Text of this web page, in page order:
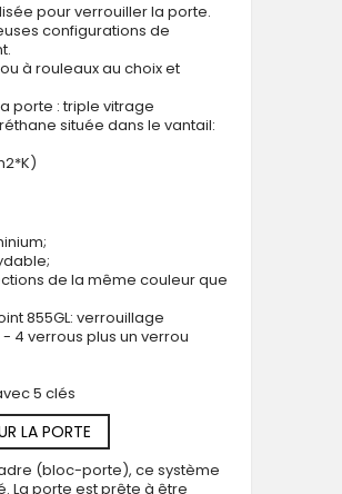
aluminium anthracite avec décor bois
pour verrouiller la porte.
configurations de
à rouleaux au choix et
porte : triple vitrage
située dans le vantail:
de la même couleur que
855GL: verrouillage
4 verrous plus un verrou
5 clés
LA PORTE
(bloc-porte), ce système
La porte est prête à être